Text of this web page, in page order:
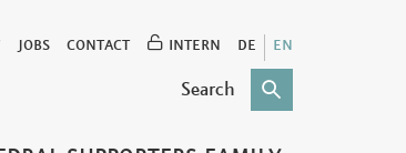
JOBS CONTACT INTERN DE EN